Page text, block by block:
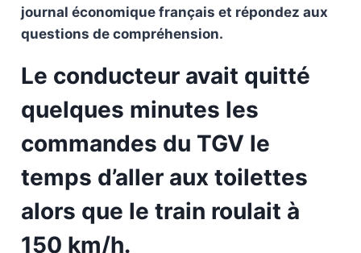
journal économique français et répondez aux
questions de compréhension.
Le conducteur avait quitté
quelques minutes les
commandes du TGV le
temps d’aller aux toilettes
alors que le train roulait à
150 km/h.